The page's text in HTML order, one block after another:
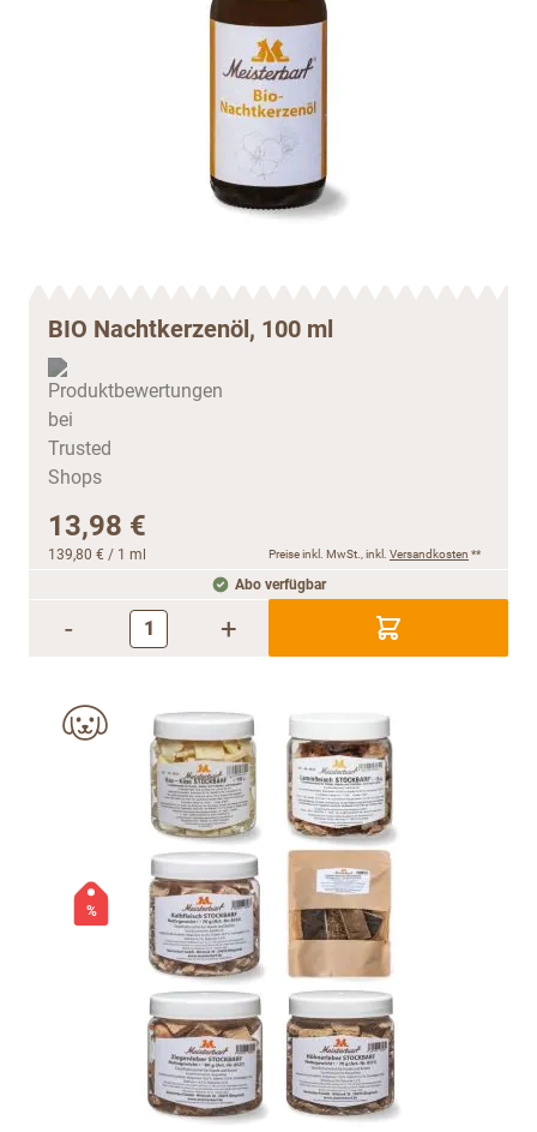
BIO Nachtkerzenöl, 100 ml
13,98 €
139,80 € / 1 ml Preise inkl. MwSt., inkl. Versandkosten **
Abo verfügbar
- +
%